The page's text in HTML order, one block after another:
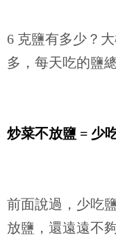
6 克鹽有多少？
多，每天吃的鹽
炒菜不放鹽 = 少
前面說過，少吃
放鹽，還遠遠不夠